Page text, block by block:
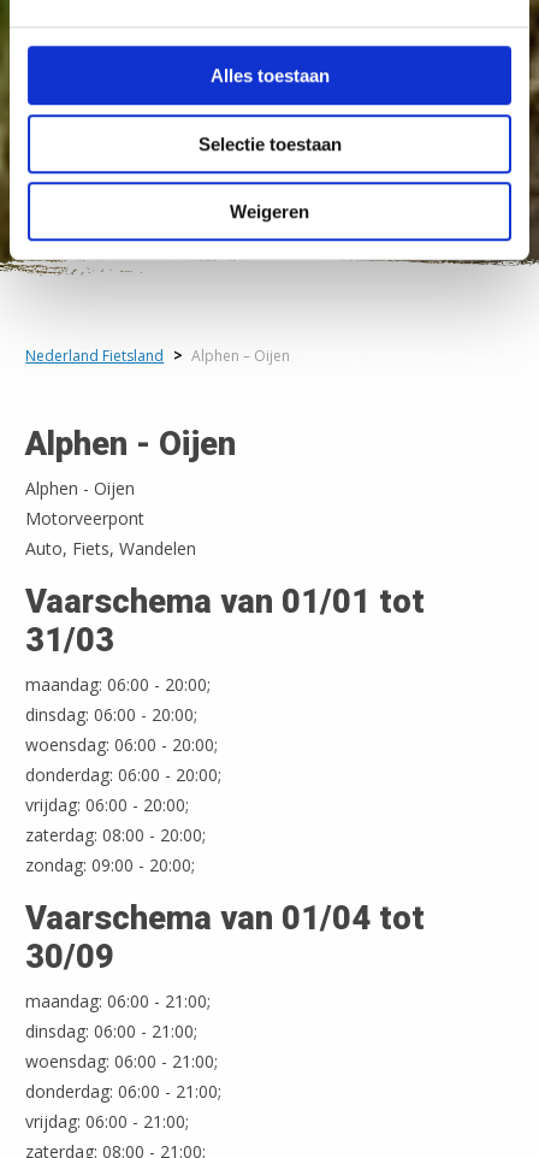
Alles toestaan
Selectie toestaan
Weigeren
Nederland Fietsland > Alphen – Oijen
Alphen - Oijen
Alphen - Oijen
Motorveerpont
Auto, Fiets, Wandelen
Vaarschema van 01/01 tot
31/03
maandag: 06:00 - 20:00;
dinsdag: 06:00 - 20:00;
woensdag: 06:00 - 20:00;
donderdag: 06:00 - 20:00;
vrijdag: 06:00 - 20:00;
zaterdag: 08:00 - 20:00;
zondag: 09:00 - 20:00;
Vaarschema van 01/04 tot
30/09
maandag: 06:00 - 21:00;
dinsdag: 06:00 - 21:00;
woensdag: 06:00 - 21:00;
donderdag: 06:00 - 21:00;
vrijdag: 06:00 - 21:00;
zaterdag: 08:00 - 21:00;